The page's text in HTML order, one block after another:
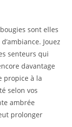
sont elles
Jouez
senteurs qui
davantage
propice à la
selon vos
ambrée
prolonger